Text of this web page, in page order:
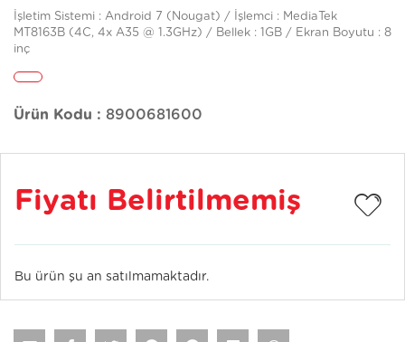
İşletim Sistemi : Android 7 (Nougat) / İşlemci : MediaTek
MT8163B (4C, 4x A35 @ 1.3GHz) / Bellek : 1GB / Ekran Boyutu : 8
inç
Ürün Kodu : 8900681600
Fiyatı Belirtilmemiş
Bu ürün şu an satılmamaktadır.